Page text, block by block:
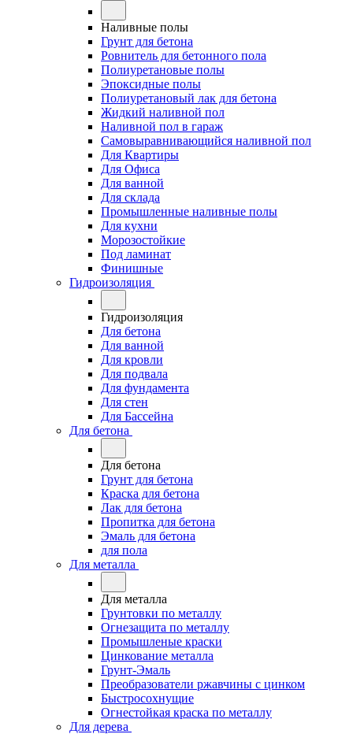
Наливные полы
Грунт для бетона
Ровнитель для бетонного пола
Полиуретановые полы
Эпоксидные полы
Полиуретановый лак для бетона
Жидкий наливной пол
Наливной пол в гараж
Самовыравнивающийся наливной пол
Для Квартиры
Для Офиса
Для ванной
Для склада
Промышленные наливные полы
Для кухни
Морозостойкие
Под ламинат
Финишные
Гидроизоляция
Гидроизоляция
Для бетона
Для ванной
Для кровли
Для подвала
Для фундамента
Для стен
Для Бассейна
Для бетона
Для бетона
Грунт для бетона
Краска для бетона
Лак для бетона
Пропитка для бетона
Эмаль для бетона
для пола
Для металла
Для металла
Грунтовки по металлу
Огнезащита по металлу
Промышленые краски
Цинкование металла
Грунт-Эмаль
Преобразователи ржавчины с цинком
Быстросохнущие
Огнестойкая краска по металлу
Для дерева